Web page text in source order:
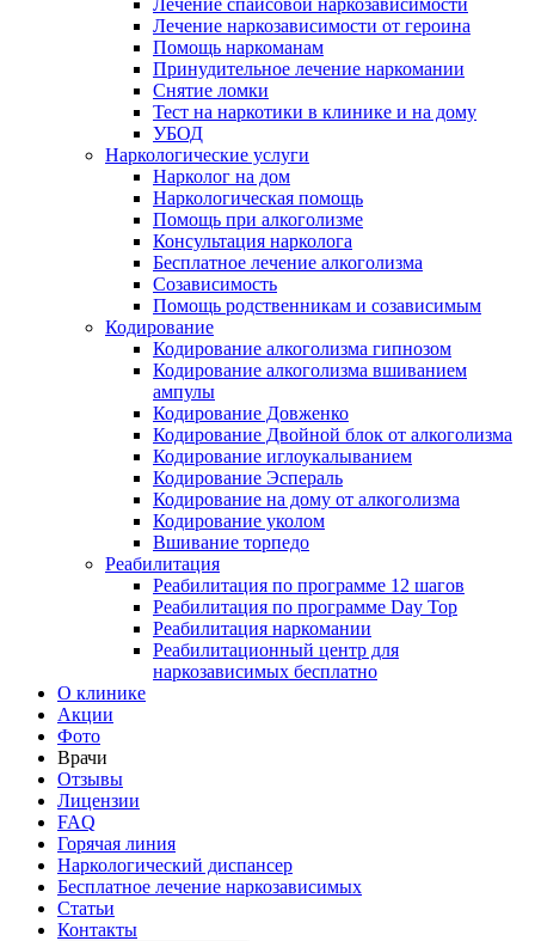
Лечение спайсовой наркозависимости
Лечение наркозависимости от героина
Помощь наркоманам
Принудительное лечение наркомании
Снятие ломки
Тест на наркотики в клинике и на дому
УБОД
Наркологические услуги
Нарколог на дом
Наркологическая помощь
Помощь при алкоголизме
Консультация нарколога
Бесплатное лечение алкоголизма
Созависимость
Помощь родственникам и созависимым
Кодирование
Кодирование алкоголизма гипнозом
Кодирование алкоголизма вшиванием
ампулы
Кодирование Довженко
Кодирование Двойной блок от алкоголизма
Кодирование иглоукалыванием
Кодирование Эспераль
Кодирование на дому от алкоголизма
Кодирование уколом
Вшивание торпедо
Реабилитация
Реабилитация по программе 12 шагов
Реабилитация по программе Day Top
Реабилитация наркомании
Реабилитационный центр для
наркозависимых бесплатно
О клинике
Акции
Фото
Врачи
Отзывы
Лицензии
FAQ
Горячая линия
Наркологический диспансер
Бесплатное лечение наркозависимых
Статьи
Контакты